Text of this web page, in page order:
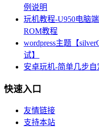
例说明
玩机教程-U950电脑
ROM教程
wordpress主题【
试】
安卓玩机-简单几步
快速入口
友情链接
支持本站